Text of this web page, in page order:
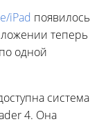
iPad появилось
теперь
одной
система
4. Она